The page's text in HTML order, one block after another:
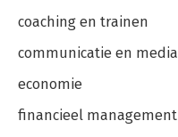
coaching en trainen
communicatie en media
economie
financieel management